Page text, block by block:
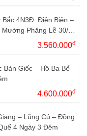
Bắc 4N3Đ: Điện Biên –
Mường Phăng Lễ 30/4
3.560.000đ
Bản Giốc – Hồ Ba Bể
4.600.000đ
– Lũng Cú – Đồng
4 Ngày 3 Đêm